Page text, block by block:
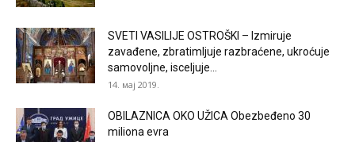
SVETI VASILIJE OSTROŠKI – Izmiruje
zavađene, zbratimljuje razbraćene, ukroćuje
samovoljne, isceljuje...
14. мај 2019.
OBILAZNICA OKO UŽICA Obezbeđeno 30
miliona evra